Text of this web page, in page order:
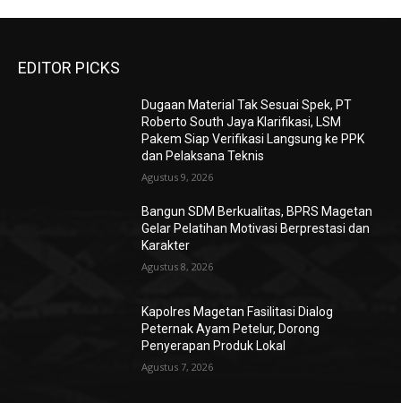
EDITOR PICKS
Dugaan Material Tak Sesuai Spek, PT
Roberto South Jaya Klarifikasi, LSM
Pakem Siap Verifikasi Langsung ke PPK
dan Pelaksana Teknis
Agustus 9, 2026
Bangun SDM Berkualitas, BPRS Magetan
Gelar Pelatihan Motivasi Berprestasi dan
Karakter
Agustus 8, 2026
Kapolres Magetan Fasilitasi Dialog
Peternak Ayam Petelur, Dorong
Penyerapan Produk Lokal
Agustus 7, 2026